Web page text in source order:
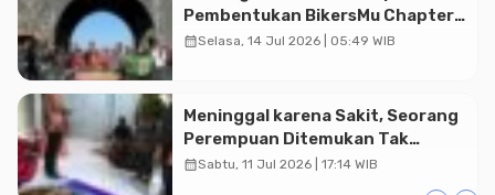
Pembentukan BikersMu Chapter
Temanggung Korwil Jateng :
calendar_monthSelasa, 14 Jul 2026 | 05:49 WIB
Meninggal karena Sakit, Seorang
Perempuan Ditemukan Tak
Bernyawa di Rumah Warga
calendar_monthSabtu, 11 Jul 2026 | 17:14 WIB